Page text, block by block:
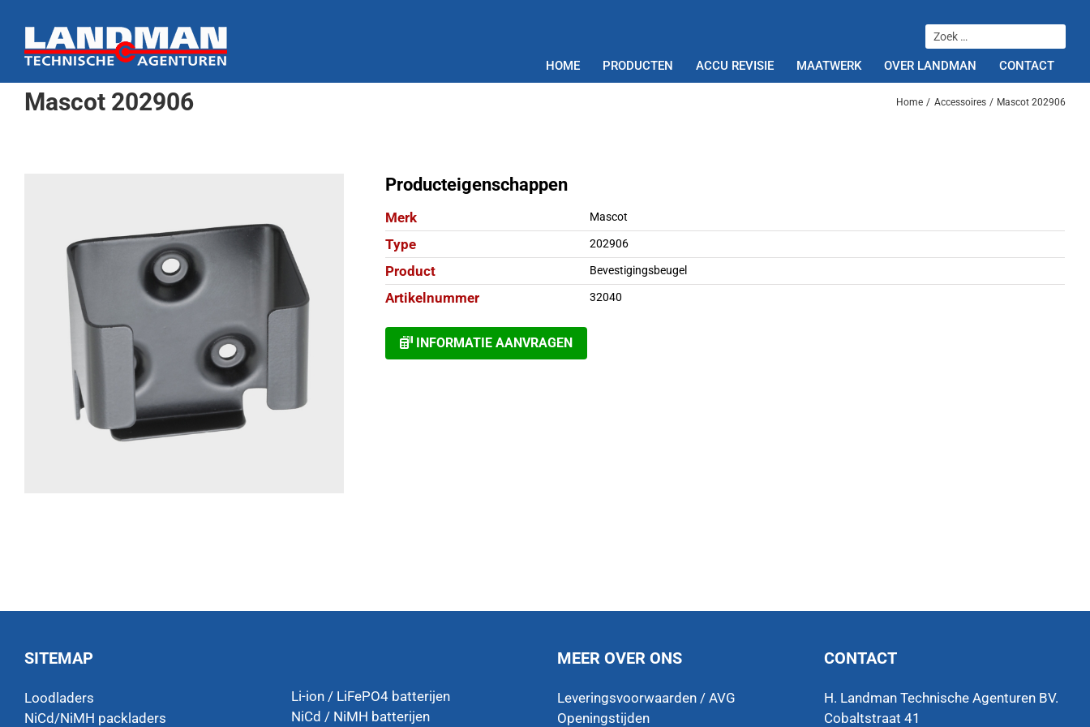
naar
inhoud
HOME PRODUCTEN ACCU REVISIE MAATWERK OVER LANDMAN CONTACT
Mascot 202906 Home Accessoires Mascot 202906
Producteigenschappen
Merk Mascot
Type 202906
Product Bevestigingsbeugel
Artikelnummer 32040
INFORMATIE AANVRAGEN
SITEMAP
Loodladers
NiCd/NiMH packladers
Li-ion / LiFePO4 batterijen
NiCd / NiMH batterijen
MEER OVER ONS
Leveringsvoorwaarden / AVG
Openingstijden
CONTACT
H. Landman Technische Agenturen BV.
Cobaltstraat 41